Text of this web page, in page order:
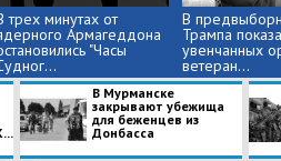
трех минутах от
Армагеддона
"Часы
В
Трампа
увенчанных
ветеран...
​В Мурманске
закрывают убежища
для беженцев из
Донбасса